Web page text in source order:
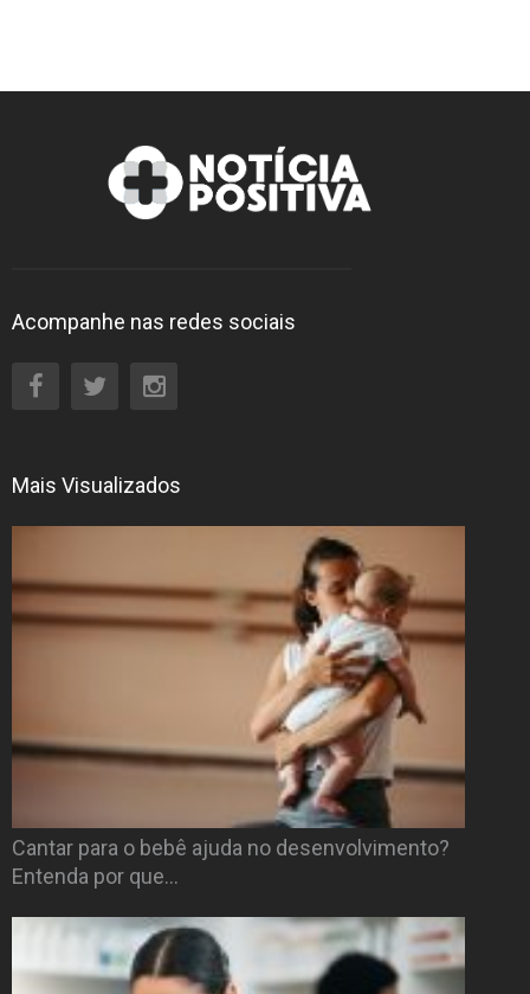
Acompanhe nas redes sociais
Mais Visualizados
Cantar para o bebê ajuda no desenvolvimento?
Entenda por que…